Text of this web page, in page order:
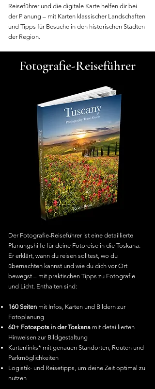
Reiseführer und die digitale Karte helfen dir bei
der Planung – mit Karten klassischer Landschaften
und Tipps für Besuche in den historischen Städten
der Region.
Fotografie-Reiseführer
Der Fotografie-Reiseführer ist eine detaillierte
Planungshilfe für deine Fotoreise in die Toskana.
Er erklärt, wann du reisen solltest, wo du
übernachten kannst und wie du dich vor Ort
bewegst – mit praktischen Tipps zu Fotografie
und Licht. Enthalten sind:
160 Seiten mit Infos, Karten und Bildern zur
Fotoplanung
60+ Fotospots in der Toskana mit detaillierten
Hinweisen zur Bildgestaltung
Kartenlinks* mit genauen Standorten, Routen und
Parkmöglichkeiten
Logistik- und Reisetipps, um deine Zeit optimal zu
nutzen